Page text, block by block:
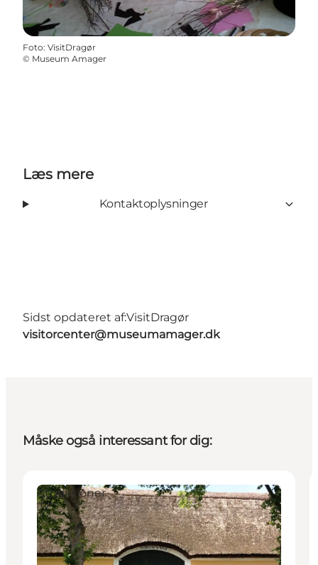
Foto: VisitDragør
© Museum Amager
Læs mere
Kontaktoplysninger
Sidst opdateret af:VisitDragør
visitorcenter@museumamager.dk
Måske også interessant for dig:
Attraktioner